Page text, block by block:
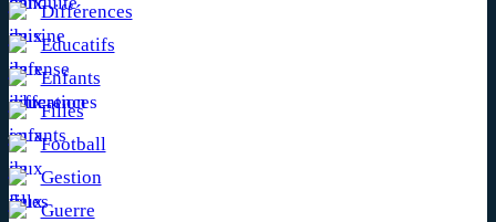
Différences
Educatifs
Enfants
Filles
Football
Gestion
Guerre